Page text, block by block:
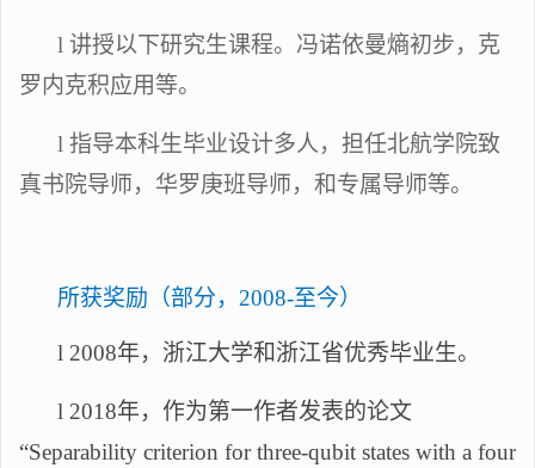
l 讲授以下研究生课程。冯诺依曼熵初步，克
罗内克积应用等。
l 指导本科生毕业设计多人， 担任北航学院致
真书院导师，华罗庚班导师，和专属导师等。
所获奖励（部分， 2008-至今）
l 2008年，浙江大学和浙江省优秀毕业生。
l 2018年，作为第一作者发表的论文
“Separability criterion for three-qubit states with a four